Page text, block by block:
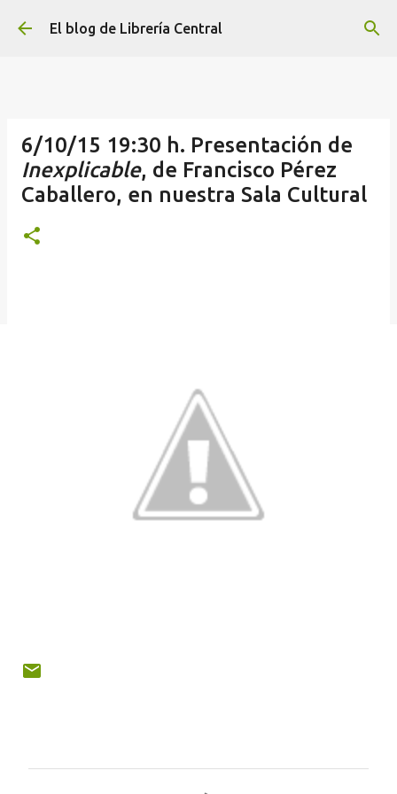
Ir al contenido principal
El blog de Librería Central
6/10/15 19:30 h. Presentación de
Inexplicable, de Francisco Pérez
Caballero, en nuestra Sala Cultural